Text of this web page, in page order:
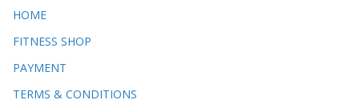
HOME
FITNESS SHOP
PAYMENT
TERMS & CONDITIONS